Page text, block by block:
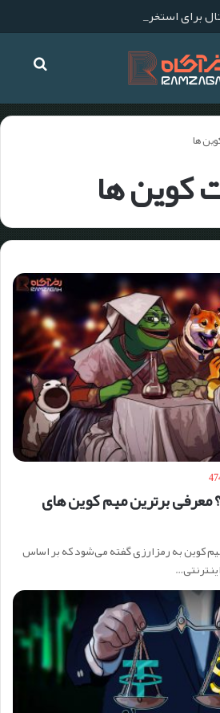
ها
کوین ها
برترین میم کوین های
کوین به رمزارزی گفته می‌شود که بر اساس